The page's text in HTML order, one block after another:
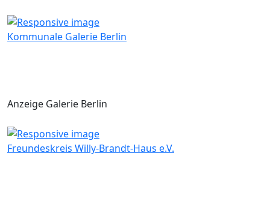
Kommunale Galerie Berlin
Anzeige Galerie Berlin
Freundeskreis Willy-Brandt-Haus e.V.